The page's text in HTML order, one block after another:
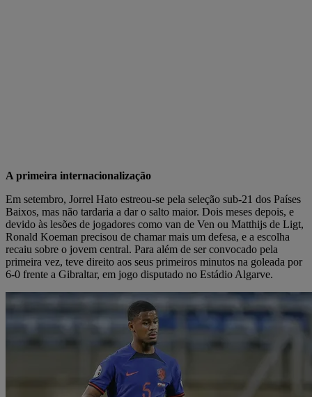
A primeira internacionalização
Em setembro, Jorrel Hato estreou-se pela seleção sub-21 dos Países
Baixos, mas não tardaria a dar o salto maior. Dois meses depois, e
devido às lesões de jogadores como van de Ven ou Matthijs de Ligt,
Ronald Koeman precisou de chamar mais um defesa, e a escolha
recaiu sobre o jovem central. Para além de ser convocado pela
primeira vez, teve direito aos seus primeiros minutos na goleada por
6-0 frente a Gibraltar, em jogo disputado no Estádio Algarve.